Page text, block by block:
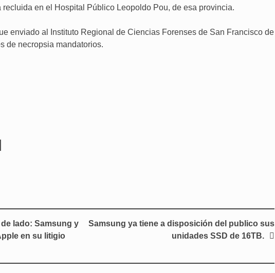
recluida en el Hospital Público Leopoldo Pou, de esa provincia.
enviado al Instituto Regional de Ciencias Forenses de San Francisco de
de necropsia mandatorios.
lado: Samsung y
en su litigio
Samsung ya tiene a disposición del publico sus
unidades SSD de 16TB.